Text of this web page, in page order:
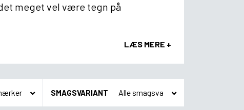
meget vel være tegn på
LÆS MERE +
SMAGSVARIANT